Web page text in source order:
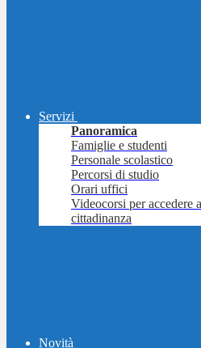
Servizi
Panoramica
Famiglie e studenti
Personale scolastico
Percorsi di studio
Orari uffici
Videocorsi per accedere
cittadinanza
Novità